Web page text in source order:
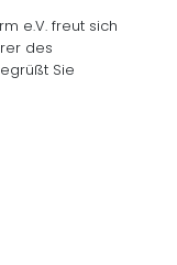
e.V. freut sich
des
Sie